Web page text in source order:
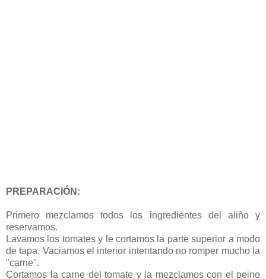
PREPARACIÓN:
Primero mezclamos todos los ingredientes del aliño y
reservamos.
Lavamos los tomates y le cortamos la parte superior a modo
de tapa. Vaciamos el interior intentando no romper mucho la
"carne".
Cortamos la carne del tomate y la mezclamos con el peino